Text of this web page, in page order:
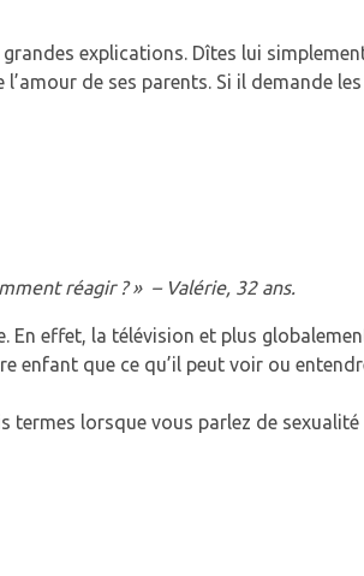
explications. Dîtes lui
de ses parents. Si il demande
réagir ? » – Valérie, 32 ans.
effet, la télévision et plus
enfant que ce qu’il peut voir ou
termes lorsque vous parlez de